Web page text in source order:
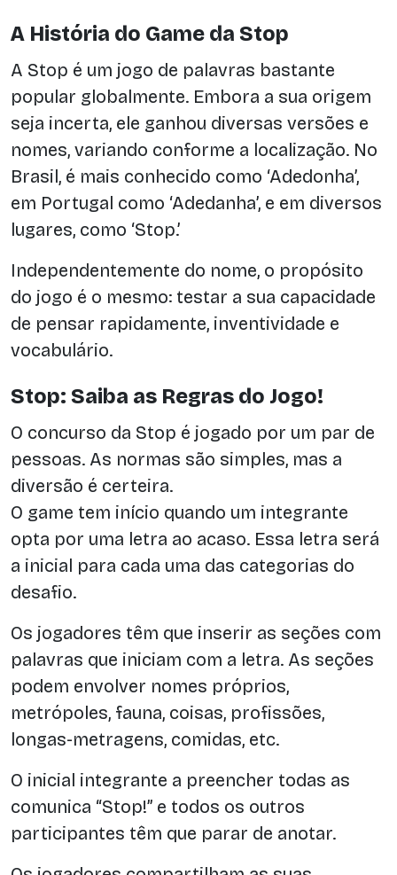
A História do Game da Stop
A Stop é um jogo de palavras bastante
popular globalmente. Embora a sua origem
seja incerta, ele ganhou diversas versões e
nomes, variando conforme a localização. No
Brasil, é mais conhecido como ‘Adedonha’,
em Portugal como ‘Adedanha’, e em diversos
lugares, como ‘Stop.’
Independentemente do nome, o propósito
do jogo é o mesmo: testar a sua capacidade
de pensar rapidamente, inventividade e
vocabulário.
Stop: Saiba as Regras do Jogo!
O concurso da Stop é jogado por um par de
pessoas. As normas são simples, mas a
diversão é certeira.
O game tem início quando um integrante
opta por uma letra ao acaso. Essa letra será
a inicial para cada uma das categorias do
desafio.
Os jogadores têm que inserir as seções com
palavras que iniciam com a letra. As seções
podem envolver nomes próprios,
metrópoles, fauna, coisas, profissões,
longas-metragens, comidas, etc.
O inicial integrante a preencher todas as
comunica “Stop!” e todos os outros
participantes têm que parar de anotar.